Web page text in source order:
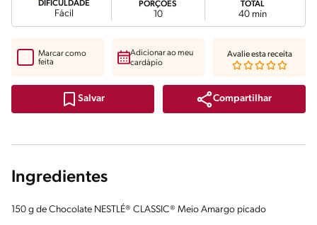
DIFICULDADE
Fácil
PORÇÕES
10
TOTAL
40 min
Salvar Compartilhar
Marcar como
feita
Adicionar ao meu
cardápio
Avalie esta receita
Ingredientes
150 g de Chocolate NESTLÉ® CLASSIC® Meio Amargo picado